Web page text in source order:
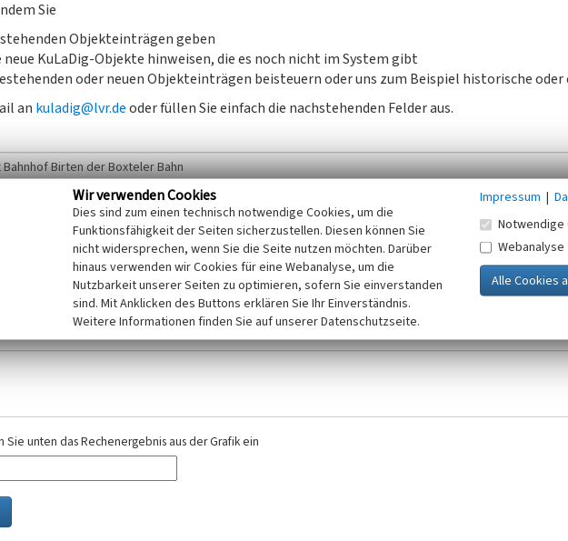
Sie
Objekteinträgen geben
KuLaDig-Objekte hinweisen, die es noch nicht im System gibt
oder neuen Objekteinträgen beisteuern oder uns zum Beispiel historische oder
an kuladig@lvr.deoder füllen Sie einfach die nachstehenden Felder aus.
Ihres Namens und Ihrer E-Mail-Adresse. Ihre Angaben werden ausschließlich im Rahmen der KuLaDig-
entsprechend der Vorschriften des Telemediengesetzes, des Datenschutzgesetzes NRW und der seit
(EU-DSGVO) vertraulich behandelt, beachten Sie bitte unsere Hinweise zumDatenschutz
Sie unten das Rechenergebnis aus der Grafik ein
Wir verwenden Cookies
Dies sind zum einen technisch notwendige Cookies, um die
Funktionsfähigkeit der Seiten sicherzustellen. Diesen können Sie
nicht widersprechen, wenn Sie die Seite nutzen möchten. Darüber
hinaus verwenden wir Cookies für eine Webanalyse, um die
Nutzbarkeit unserer Seiten zu optimieren, sofern Sie einverstanden
sind. Mit Anklicken des Buttons erklären Sie Ihr Einverständnis.
Weitere Informationen finden Sie auf unserer Datenschutzseite.
Impressum |
Notwendige
Webanalyse